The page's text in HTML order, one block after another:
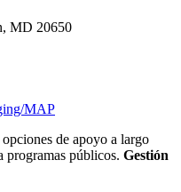
MD 20650
MAP
de apoyo a largo
programas públicos. Gestión